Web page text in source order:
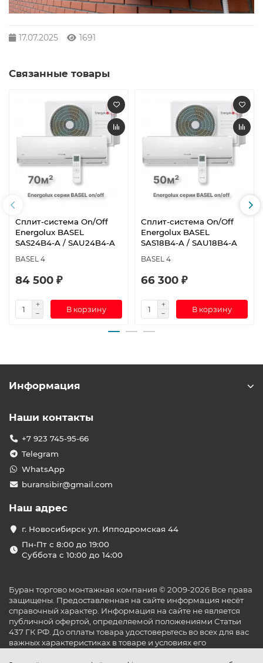
17.07.2025 1691
Связанные товары
Сплит-система On/Off
Energolux BASEL
SAS24B4-A / SAU24B4-A
BASEL 4
84 500 ₽
В корзину
Сплит-система On/Off
Energolux BASEL
SAS18B4-A / SAU18B4-A
BASEL 4
66 300 ₽
В корзину
Информация
Наши контакты
+7 923 745-95-66
Telegram
WhatsApp
buransibir@gmail.com
Наш адрес
г. Новосибирск ул. Ипподромская 44
Пн-Пт с 8:00 до 19:00
Суббота с 10:00 до 14:00
Буран торгово монтажная компания © 2009-2026 Все права
защищены. Предоставленная на сайте информация несёт
справочный характер. Информация на сайте не является
публичной офертой, определяемой положениями Статьи
437 ГК РФ. До оплаты товара удостоверьтесь во всех для вас
важных характеристиках в товаре и условиях его